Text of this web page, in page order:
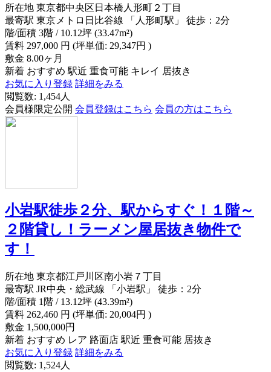
所在地 東京都中央区日本橋人形町２丁目
最寄駅 東京メトロ日比谷線 「人形町駅」 徒歩：2分
階/面積 3階 / 10.12坪 (33.47m²)
賃料 297,000 円 (坪単価: 29,347円 )
敷金 8.00ヶ月
新着 おすすめ 駅近 重食可能 キレイ 居抜き
お気に入り登録 詳細をみる
閲覧数: 1,454人
会員様限定公開 会員登録はこちら 会員の方はこちら
小岩駅徒歩２分、駅からすぐ！１階～
２階貸し！ラーメン屋居抜き物件で
す！
所在地 東京都江戸川区南小岩７丁目
最寄駅 JR中央・総武線 「小岩駅」 徒歩：2分
階/面積 1階 / 13.12坪 (43.39m²)
賃料 262,460 円 (坪単価: 20,004円 )
敷金 1,500,000円
新着 おすすめ レア 路面店 駅近 重食可能 居抜き
お気に入り登録 詳細をみる
閲覧数: 1,524人